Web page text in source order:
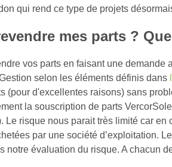
qui rend ce type de projets
mes parts ?
vos parts en faisant une
selon les éléments définis dans
(pour d'excellentes raisons) sans
la souscription de parts
Le risque nous parait très limité car
par une société d’exploitation.
notre évaluation du risque. A chacun